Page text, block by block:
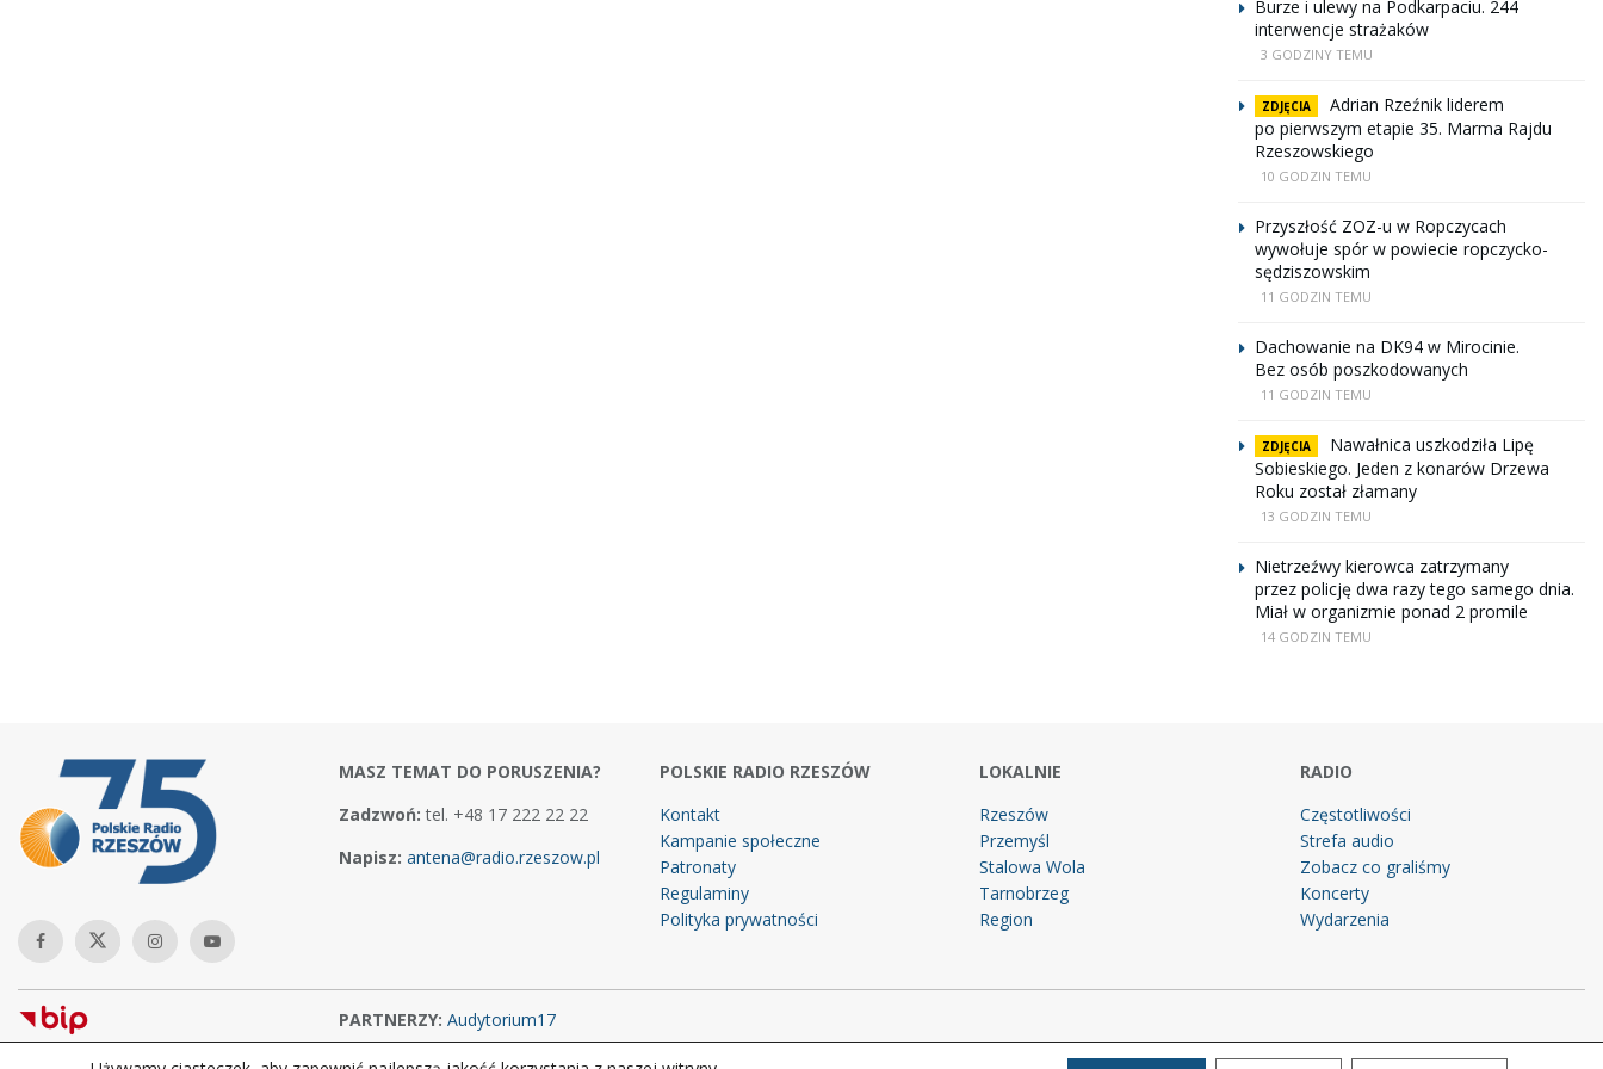
Burze i ulewy na Podkarpaciu. 244
interwencje strażaków
3 GODZINY TEMU
ZDJĘCIA
Adrian Rzeźnik liderem
po pierwszym etapie 35. Marma Rajdu
Rzeszowskiego
10 GODZIN TEMU
Przyszłość ZOZ-u w Ropczycach
wywołuje spór w powiecie ropczycko-
sędziszowskim
11 GODZIN TEMU
Dachowanie na DK94 w Mirocinie.
Bez osób poszkodowanych
11 GODZIN TEMU
ZDJĘCIA
Nawałnica uszkodziła Lipę
Sobieskiego. Jeden z konarów Drzewa
Roku został złamany
13 GODZIN TEMU
Nietrzeźwy kierowca zatrzymany
przez policję dwa razy tego samego dnia.
Miał w organizmie ponad 2 promile
14 GODZIN TEMU
MASZ TEMAT DO PORUSZENIA?
Zadzwoń: tel. +48 17 222 22 22
Napisz: antena@radio.rzeszow.pl
POLSKIE RADIO RZESZÓW
Kontakt
Kampanie społeczne
Patronaty
Regulaminy
Polityka prywatności
LOKALNIE
Rzeszów
Przemyśl
Stalowa Wola
Tarnobrzeg
Region
RADIO
Częstotliwości
Strefa audio
Zobacz co graliśmy
Koncerty
Wydarzenia
PARTNERZY: Audytorium17